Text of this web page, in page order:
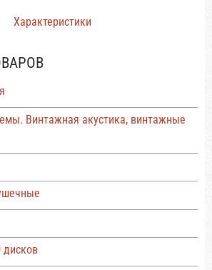
Винтажная акустика, винтажные
дисков
Характеристики